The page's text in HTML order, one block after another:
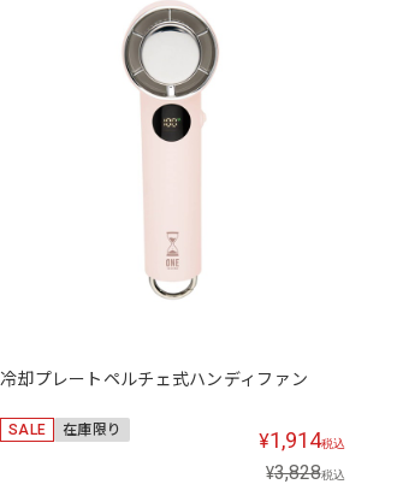
冷却プレートペルチェ式ハンディファン
SALE 在庫限り ¥1,914税込
¥3,828税込